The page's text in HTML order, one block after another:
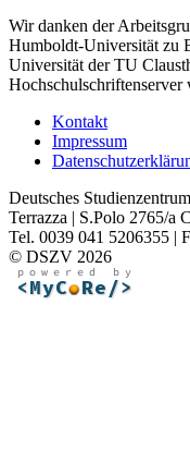
Wir danken der
Humboldt-Universität zu
Universität der TU
Hochschulschriftenserver
Kontakt
Impressum
Deutsches
Terrazza | S.Polo 2765/a
Tel. 0039 041 5206355 |
© DSZV 2026